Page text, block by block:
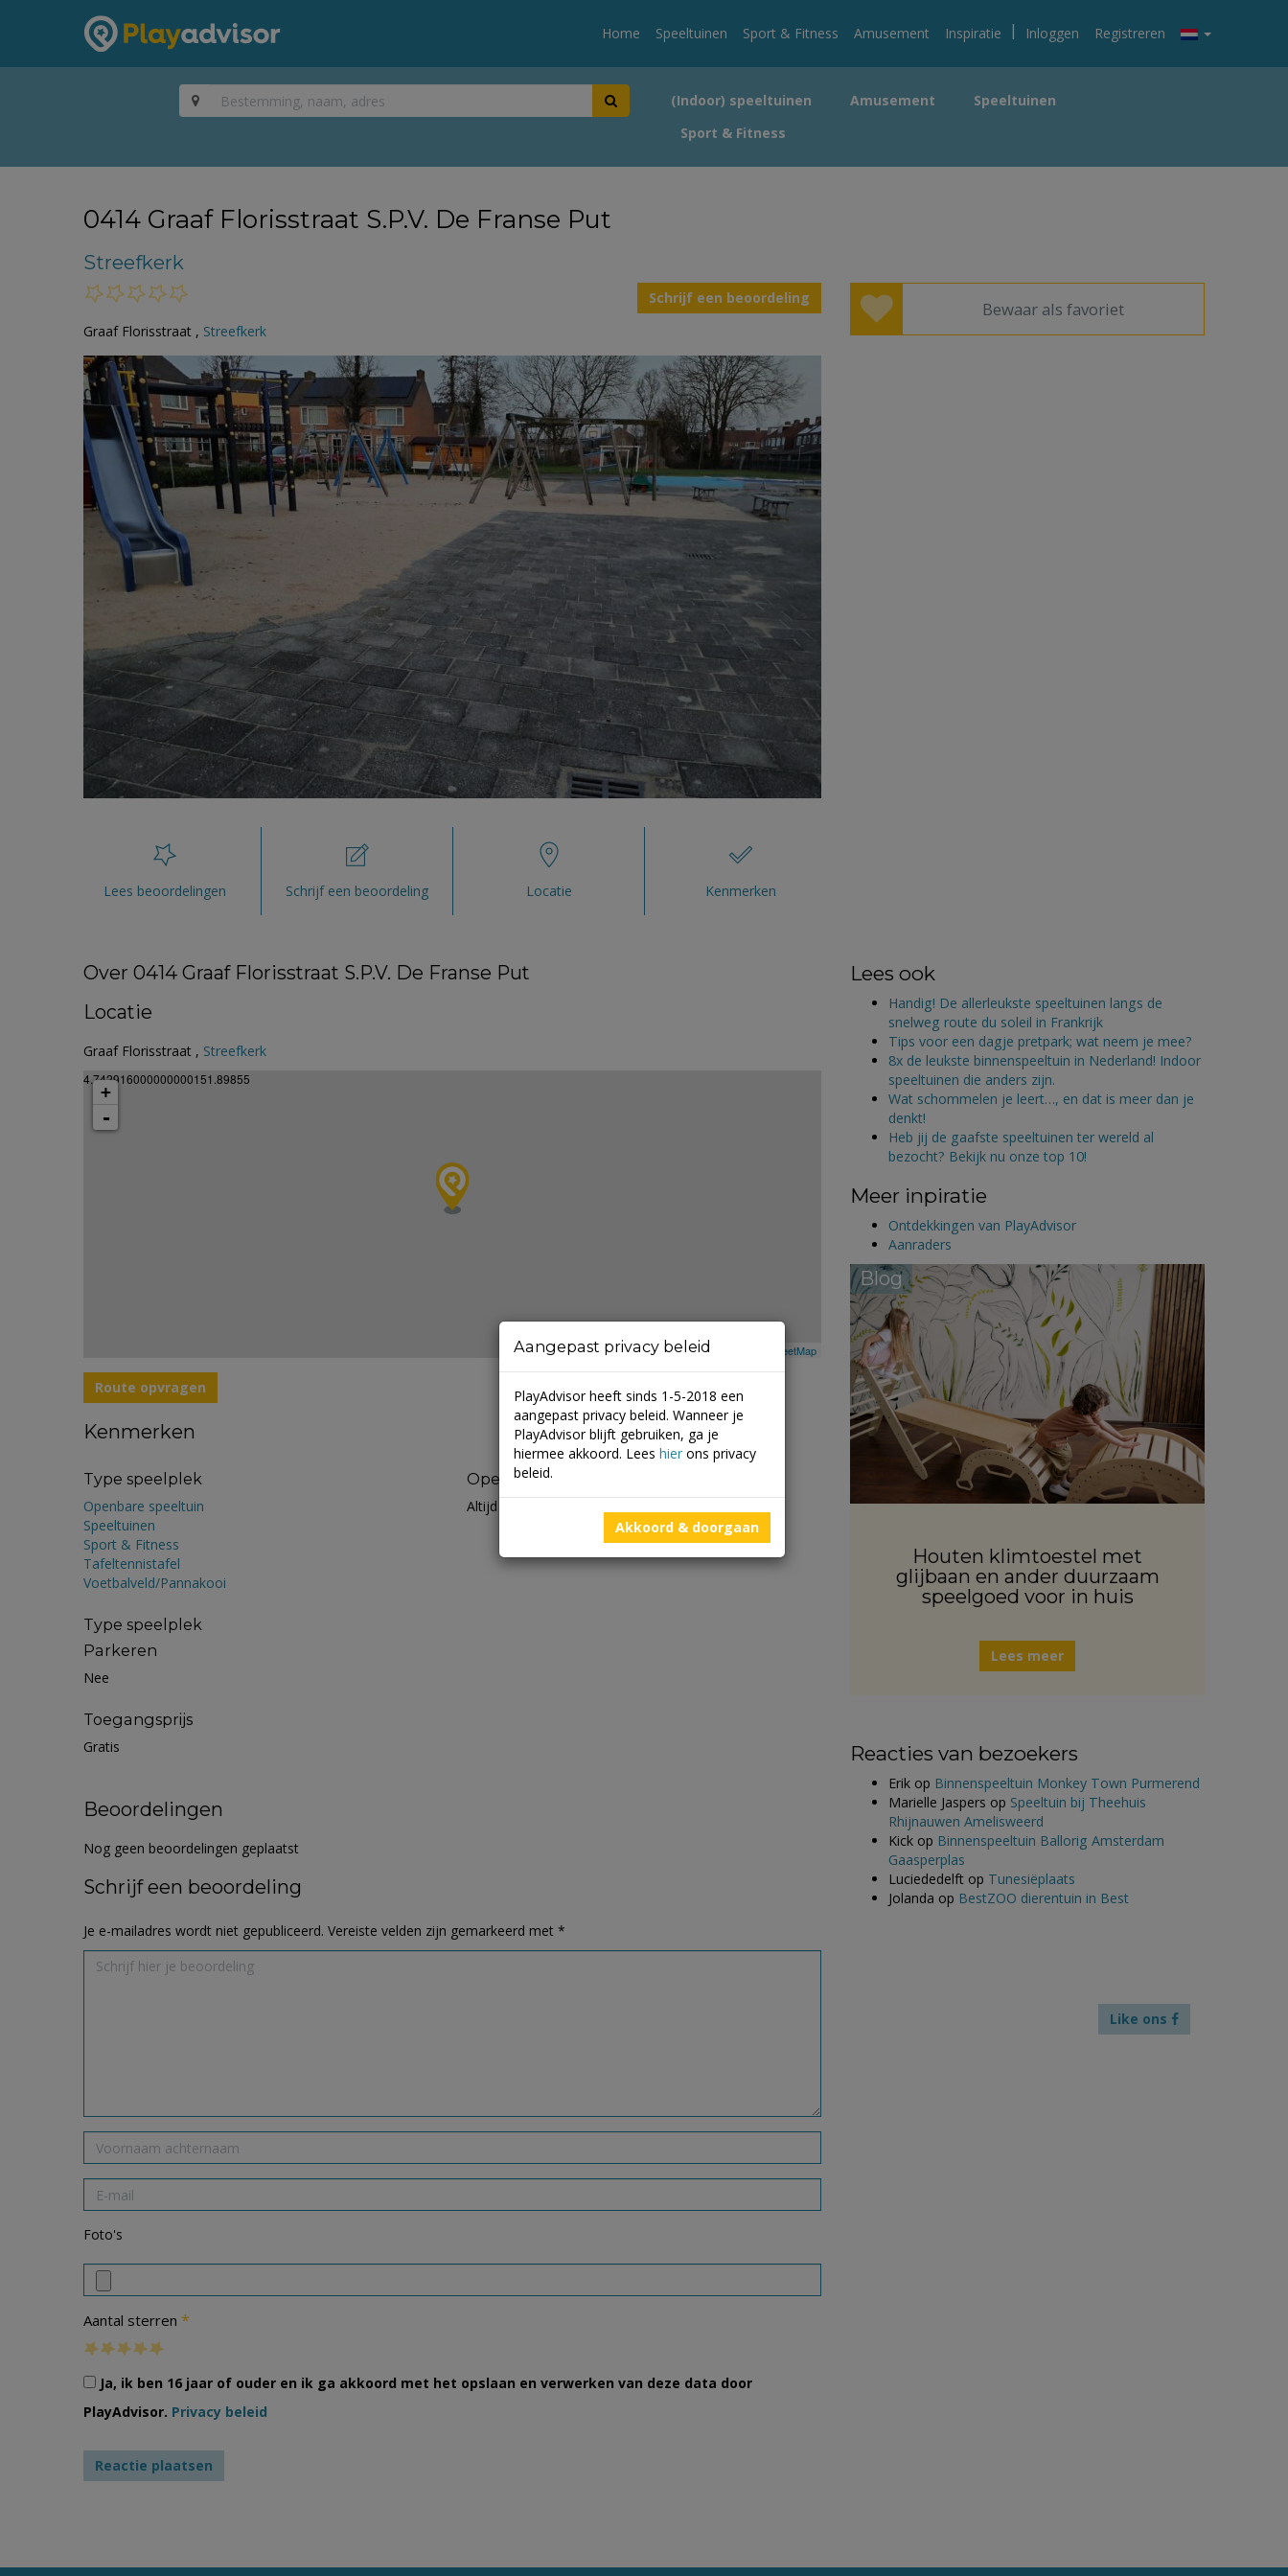
Home Speeltuinen Sport & Fitness Amusement Inspiratie | Inloggen Registreren
(Indoor) speeltuinen Amusement
Speeltuinen
Sport & Fitness
0414 Graaf Florisstraat S.P.V. De Franse Put
Streefkerk
Schrijf een beoordeling
Graaf Florisstraat , Streefkerk
Bewaar als favoriet
Lees beoordelingen Schrijf een beoordeling Locatie Kenmerken
Over 0414 Graaf Florisstraat S.P.V. De Franse Put
Locatie
Graaf Florisstraat , Streefkerk
4.742916000000000151.89855
+
-
Leaflet| ©Mapbox OpenStreetMap
Route opvragen
Kenmerken
Type speelplek
Openbare speeltuin
Speeltuinen
Sport & Fitness
Tafeltennistafel
Voetbalveld/Pannakooi
Type speelplek
Parkeren
Nee
Toegangsprijs
Gratis
Openingstijden
Altijd open
Beoordelingen
Nog geen beoordelingen geplaatst
Schrijf een beoordeling
Je e-mailadres wordt niet gepubliceerd. Vereiste velden zijn gemarkeerd met *
Foto's
Aantal sterren *
Ja, ik ben 16 jaar of ouder en ik ga akkoord met het opslaan en verwerken van deze data door
PlayAdvisor. Privacy beleid
Lees ook
Handig! De allerleukste speeltuinen langs de
snelweg route du soleil in Frankrijk
Tips voor een dagje pretpark; wat neem je mee?
8x de leukste binnenspeeltuin in Nederland! Indoor
speeltuinen die anders zijn.
Wat schommelen je leert…, en dat is meer dan je
denkt!
Heb jij de gaafste speeltuinen ter wereld al
bezocht? Bekijk nu onze top 10!
Meer inpiratie
Ontdekkingen van PlayAdvisor
Aanraders
Blog
Houten klimtoestel met
glijbaan en ander duurzaam
speelgoed voor in huis
Lees meer
Reacties van bezoekers
Erik op Binnenspeeltuin Monkey Town Purmerend
Marielle Jaspers op Speeltuin bij Theehuis
Rhijnauwen Amelisweerd
Kick op Binnenspeeltuin Ballorig Amsterdam
Gaasperplas
Luciededelft op Tunesiëplaats
Jolanda op BestZOO dierentuin in Best
Like ons
Aangepast privacy beleid
PlayAdvisor heeft sinds 1-5-2018 een
aangepast privacy beleid. Wanneer je
PlayAdvisor blijft gebruiken, ga je
hiermee akkoord. Lees hier ons privacy
beleid.
Akkoord & doorgaan